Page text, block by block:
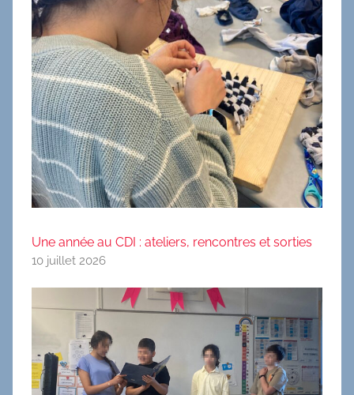
Une année au CDI : ateliers, rencontres et sorties
10 juillet 2026